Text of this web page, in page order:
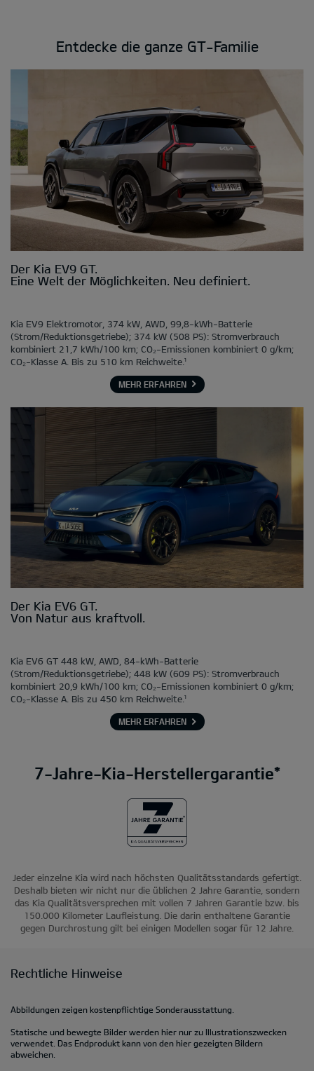
Entdecke die ganze GT-Familie
Der Kia EV9 GT.
Eine Welt der Möglichkeiten. Neu definiert.
Kia EV9 Elektromotor, 374 kW, AWD, 99,8-kWh-Batterie
(Strom/Reduktionsgetriebe); 374 kW (508 PS): Stromverbrauch
kombiniert 21,7 kWh/100 km; CO₂-Emissionen kombiniert 0 g/km;
CO₂-Klasse A. Bis zu 510 km Reichweite.¹
MEHR ERFAHREN
Der Kia EV6 GT.
Von Natur aus kraftvoll.
Kia EV6 GT 448 kW, AWD, 84-kWh-Batterie
(Strom/Reduktionsgetriebe); 448 kW (609 PS): Stromverbrauch
kombiniert 20,9 kWh/100 km; CO₂-Emissionen kombiniert 0 g/km;
CO₂-Klasse A. Bis zu 450 km Reichweite.¹
MEHR ERFAHREN
7-Jahre-Kia-Herstellergarantie*
Jeder einzelne Kia wird nach höchsten Qualitätsstandards gefertigt.
Deshalb bieten wir nicht nur die üblichen 2 Jahre Garantie, sondern
das Kia Qualitätsversprechen mit vollen 7 Jahren Garantie bzw. bis
150.000 Kilometer Laufleistung. Die darin enthaltene Garantie
gegen Durchrostung gilt bei einigen Modellen sogar für 12 Jahre.
Rechtliche Hinweise
Abbildungen zeigen kostenpflichtige Sonderausstattung.
Statische und bewegte Bilder werden hier nur zu Illustrationszwecken
verwendet. Das Endprodukt kann von den hier gezeigten Bildern
abweichen.